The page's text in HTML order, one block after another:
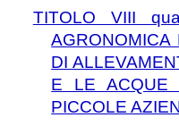
TITOLO VIII
DI
E LE ACQUE
PICCOLE